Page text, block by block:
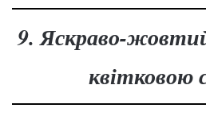
9. Яскраво-
квітковою